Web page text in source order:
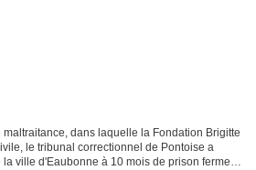
maltraitance, dans laquelle la Fondation Brigitte
le tribunal correctionnel de Pontoise a
ville d'Eaubonne à 10 mois de prison ferme